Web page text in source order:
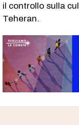
il controllo sulla
Teheran.